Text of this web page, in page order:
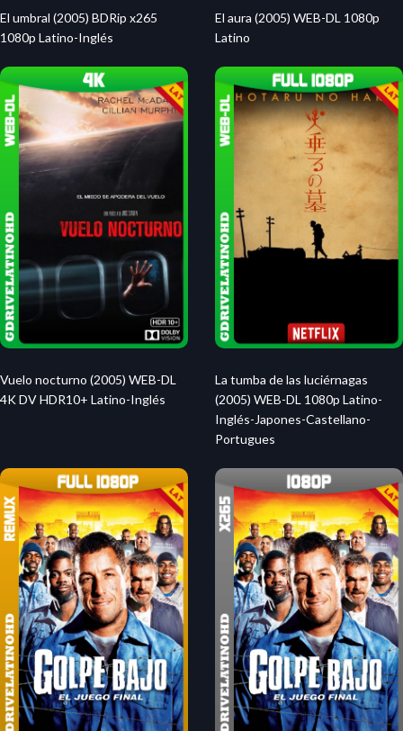
El umbral (2005) BDRip x265
1080p Latino-Inglés
El aura (2005) WEB-DL 1080p
Latino
Vuelo nocturno (2005) WEB-DL
4K DV HDR10+ Latino-Inglés
La tumba de las luciérnagas
(2005) WEB-DL 1080p Latino-
Inglés-Japones-Castellano-
Portugues